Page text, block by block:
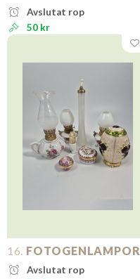
Avslutat rop
50 kr
16. FOTOGENLAMPOR
Avslutat rop